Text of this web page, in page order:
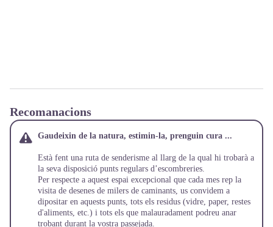
Recomanacions
Gaudeixin de la natura, estimin-la, prenguin cura ...
Està fent una ruta de senderisme al llarg de la qual hi trobarà a
la seva disposició punts regulars d’escombreries.
Per respecte a aquest espai excepcional que cada mes rep la
visita de desenes de milers de caminants, us convidem a
dipositar en aquests punts, tots els residus (vidre, paper, restes
d'aliments, etc.) i tots els que malauradament podreu anar
trobant durant la vostra passejada.